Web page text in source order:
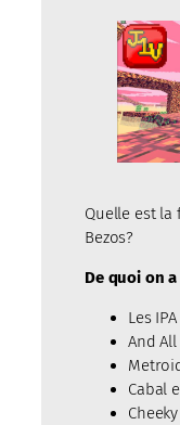
Quelle est la
Bezos?
De quoi on
Les IPA
And
Cabal